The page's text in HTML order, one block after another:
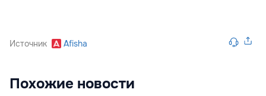
Источник Afisha
Похожие новости